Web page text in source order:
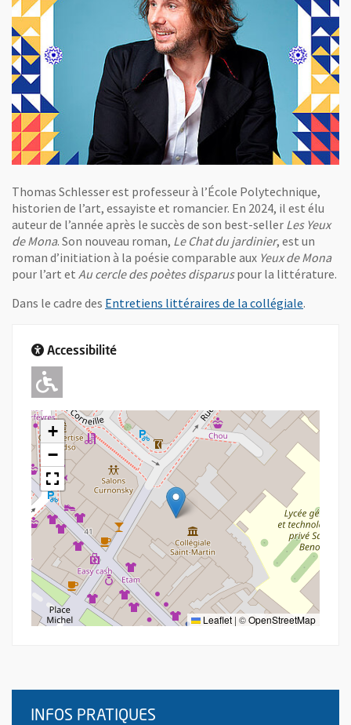
Thomas Schlesser est professeur à l’École Polytechnique,
historien de l’art, essayiste et romancier. En 2024, il est élu
auteur de l’année après le succès de son best-seller Les Yeux
de Mona. Son nouveau roman, Le Chat du jardinier, est un
roman d’initiation à la poésie comparable aux Yeux de Mona
pour l’art et Au cercle des poètes disparuspour la littérature.
Dans le cadre des Entretiens littéraires de la collégiale, Ouvre
.
Accessibilité
Adapté pour l'handicap Moteur
+
−
Leaflet | ©OpenStreetMap
INFOS PRATIQUES